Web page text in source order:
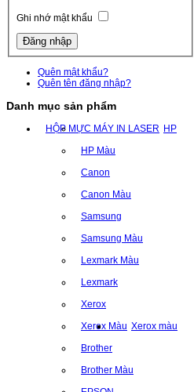
Ghi nhớ mật khẩu
Quên mật khẩu?
Quên tên đăng nhập?
Danh mục sản phẩm
HỘP MỰC MÁY IN LASER HP
HP Màu
Canon
Canon Màu
Samsung
Samsung Màu
Lexmark Màu
Lexmark
Xerox
Xerox Màu Xerox màu
Brother
Brother Màu